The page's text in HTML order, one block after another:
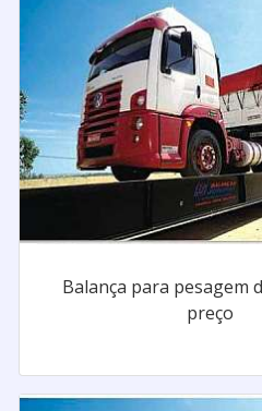
Balança para pesagem
preço